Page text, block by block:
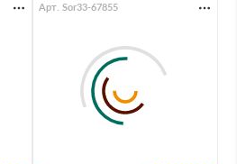
Арт. Sor33-67855